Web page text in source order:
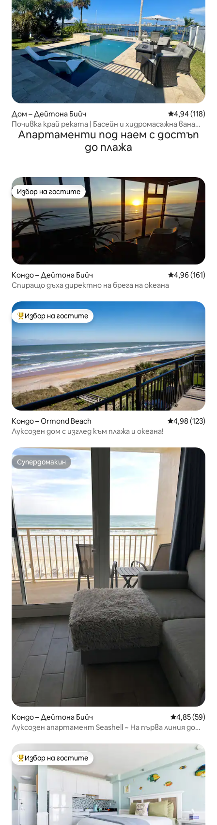
Дом – Дейтона Бийч Средна
4,94 (118)
Почивка край реката | Басейн и хидромасажна вана
близо до плажа
Апартаменти под наем с достъп
до плажа
Избор на гостите
Избор на гостите
Кондо – Дейтона Бийч Средна
4,96 (161)
Спиращо дъха директно на брега на океана
Най-популярен избор на гостите
Избор на гостите
Кондо – Ormond Beach Средна
4,98 (123)
Луксозен дом с изглед към плажа и океана!
Супердомакин
Супердомакин
Кондо – Дейтона Бийч Средна
4,85 (59)
Луксозен апартамент Seashell ~ На първа линия до
Най-популярен избор на гостите
Избор на гостите